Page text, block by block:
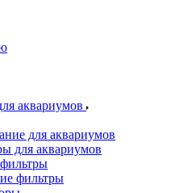
аквариумов
для аквариумов
для аквариумов
фильтры